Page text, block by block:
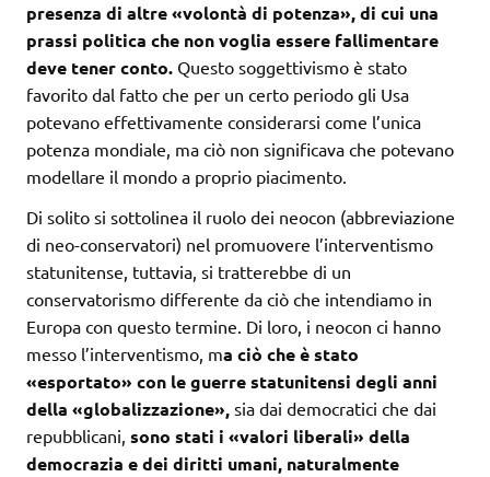
presenza di altre «volontà di potenza», di cui una
prassi politica che non voglia essere fallimentare
deve tener conto. Questo soggettivismo è stato
favorito dal fatto che per un certo periodo gli Usa
potevano effettivamente considerarsi come l’unica
potenza mondiale, ma ciò non significava che potevano
modellare il mondo a proprio piacimento.
Di solito si sottolinea il ruolo dei neocon (abbreviazione
di neo-conservatori) nel promuovere l’interventismo
statunitense, tuttavia, si tratterebbe di un
conservatorismo differente da ciò che intendiamo in
Europa con questo termine. Di loro, i neocon ci hanno
messo l’interventismo, ma ciò che è stato
«esportato» con le guerre statunitensi degli anni
della «globalizzazione», sia dai democratici che dai
repubblicani, sono stati i «valori liberali» della
democrazia e dei diritti umani, naturalmente